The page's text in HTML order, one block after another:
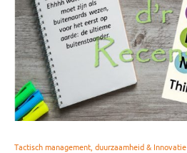
Tactisch management, duurzaamheid & Innovatie